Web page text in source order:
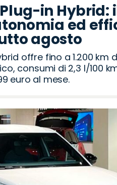
in Hybrid:
ed
agosto
offre fino a 1.200 km
consumi di 2,3 l/100
euro al mese.